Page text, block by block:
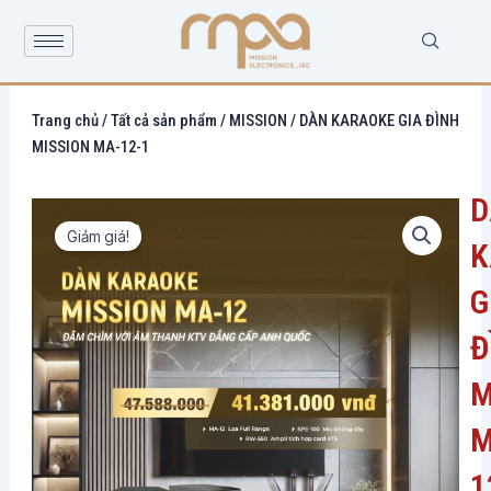
Trang chủ/Tất cả sản phẩm / MISSION / DÀN KARAOKE GIA ĐÌNH
MISSION MA-12-1
Giảm giá!